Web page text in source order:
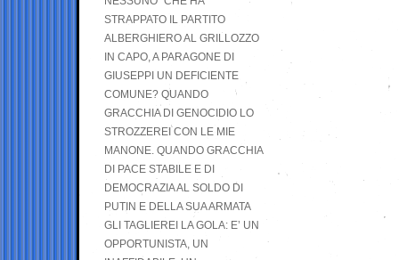
STRAPPATO IL PARTITO
ALBERGHIERO AL GRILLOZZO
IN CAPO, A PARAGONE DI
GIUSEPPI UN DEFICIENTE
COMUNE? QUANDO
GRACCHIA DI GENOCIDIO LO
STROZZEREI CON LE MIE
MANONE. QUANDO GRACCHIA
DI PACE STABILE E DI
DEMOCRAZIA AL SOLDO DI
PUTIN E DELLA SUA ARMATA
GLI TAGLIEREI LA GOLA: E’ UN
OPPORTUNISTA, UN